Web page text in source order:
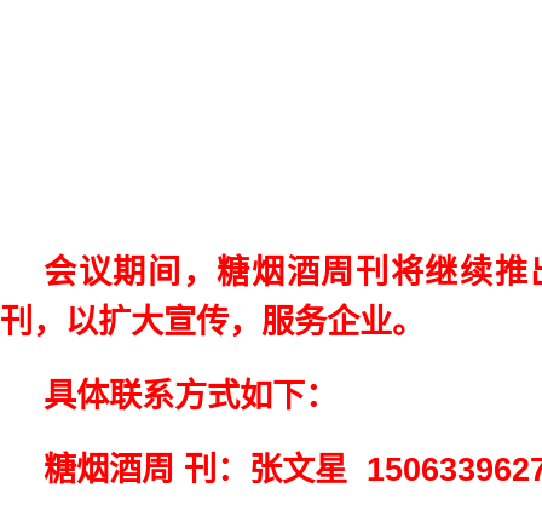
会议期间，糖烟酒周刊将继续
刊，以扩大宣传，服务企业。
具体联系方式如下：
糖烟酒周 刊：张文星